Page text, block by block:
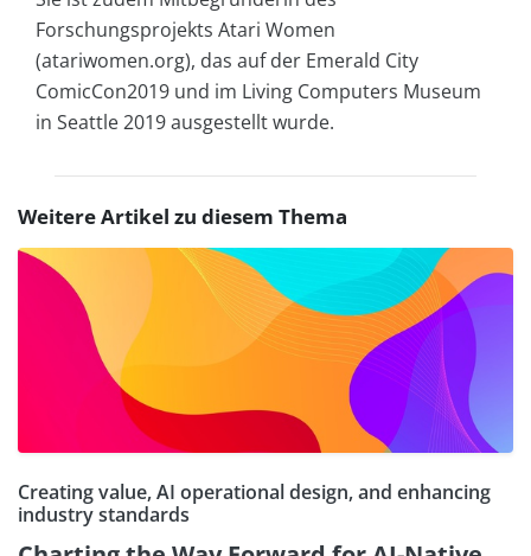
Forschungsprojekts Atari Women
(atariwomen.org), das auf der Emerald City
ComicCon2019 und im Living Computers Museum
in Seattle 2019 ausgestellt wurde.
Weitere Artikel zu diesem Thema
Creating value, AI operational design, and enhancing
industry standards